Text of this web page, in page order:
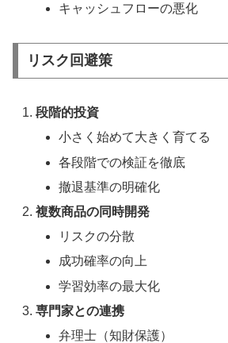
キャッシュフローの悪化
リスク回避策
段階的投資
小さく始めて大きく育てる
各段階での検証を徹底
撤退基準の明確化
複数商品の同時開発
リスクの分散
成功確率の向上
学習効率の最大化
専門家との連携
弁理士（知財保護）